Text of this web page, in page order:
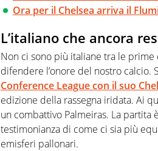
Ora per il Chelsea arriva il
L’italiano che ancora
Non ci sono più italiane tra le
difendere l’onore del nostro calcio.
Conference League con il suo
edizione della rassegna iridata. Ai
un combattivo Palmeiras. La partita
testimonianza di come ci sia più
emisferi pallonari.